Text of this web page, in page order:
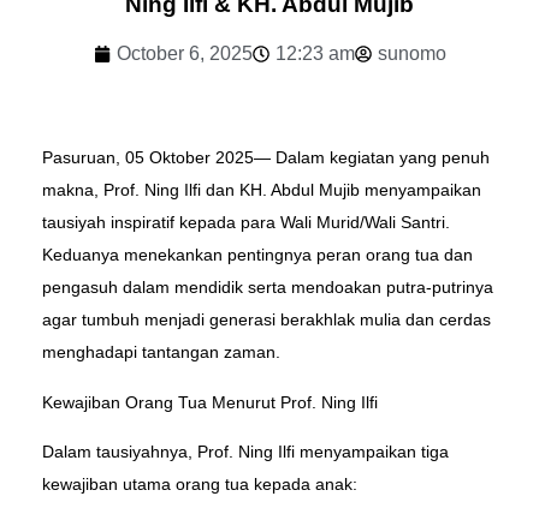
October 6, 2025 12:23 am sunomo
Pasuruan, 05 Oktober 2025— Dalam kegiatan yang penuh
makna, Prof. Ning Ilfi dan KH. Abdul Mujib menyampaikan
tausiyah inspiratif kepada para Wali Murid/Wali Santri.
Keduanya menekankan pentingnya peran orang tua dan
pengasuh dalam mendidik serta mendoakan putra-putrinya
agar tumbuh menjadi generasi berakhlak mulia dan cerdas
menghadapi tantangan zaman.
Kewajiban Orang Tua Menurut Prof. Ning Ilfi
Dalam tausiyahnya, Prof. Ning Ilfi menyampaikan tiga
kewajiban utama orang tua kepada anak: